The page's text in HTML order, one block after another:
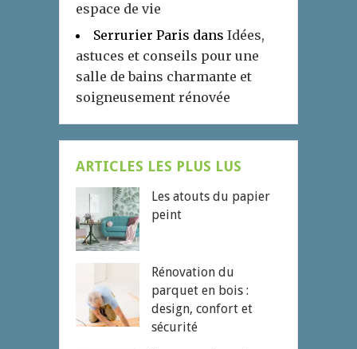
espace de vie
Serrurier Paris dans Idées,
astuces et conseils pour une
salle de bains charmante et
soigneusement rénovée
ARTICLES LES PLUS LUS
Les atouts du papier
peint
Rénovation du
parquet en bois :
design, confort et
sécurité